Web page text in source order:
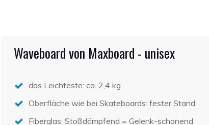
Waveboard von Maxboard - unisex
das Leichteste: ca. 2,4 kg
Oberfläche wie bei Skateboards: fester Stand
Fiberglas: Stoßdämpfend = Gelenk-schonend